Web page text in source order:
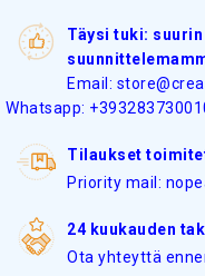
Täysi tuki:
Email:
Whatsapp:
Tilaukset
Priority mail:
24 kuukauden
Ota yhteyttä